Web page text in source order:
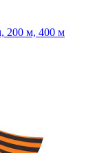
200 м, 400 м